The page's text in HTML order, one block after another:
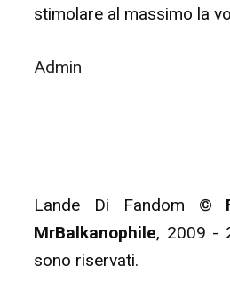
stimolare al massimo la
Admin
Lande Di Fandom ©
MrBalkanophile, 2009 -
sono riservati.